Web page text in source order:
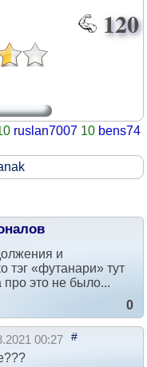
120
ruslan7007 10 bens74
и
тэг «футанари» тут
это не было...
0
00:27 #